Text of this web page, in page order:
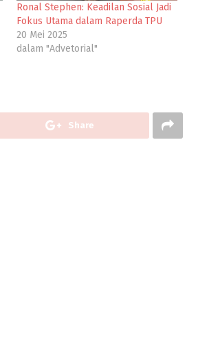
Ronal Stephen: Keadilan Sosial Jadi
Fokus Utama dalam Raperda TPU
20 Mei 2025
dalam "Advetorial"
Share